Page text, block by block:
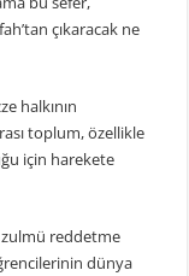
çıkaracak ne
halkının
toplum, özellikle
için harekete
zulmü reddetme
dünya